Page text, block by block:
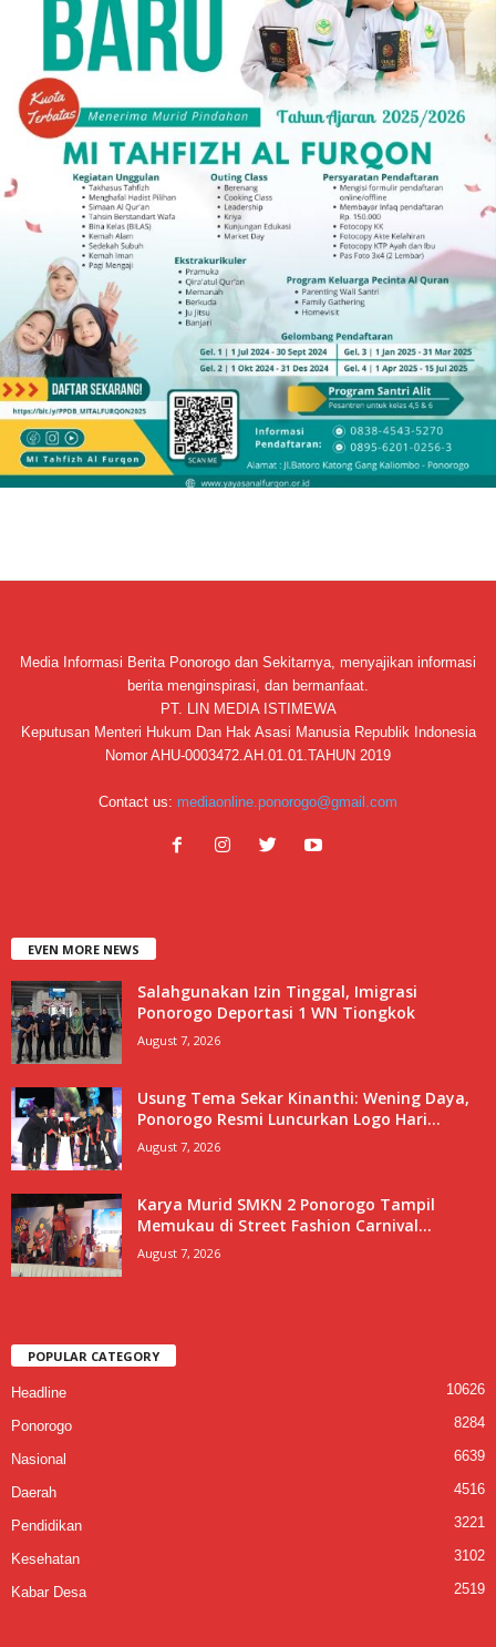
Media Informasi Berita Ponorogo dan Sekitarnya, menyajikan informasi
berita menginspirasi, dan bermanfaat.
PT. LIN MEDIA ISTIMEWA
Keputusan Menteri Hukum Dan Hak Asasi Manusia Republik Indonesia
Nomor AHU-0003472.AH.01.01.TAHUN 2019
Contact us: mediaonline.ponorogo@gmail.com
EVEN MORE NEWS
Salahgunakan Izin Tinggal, Imigrasi
Ponorogo Deportasi 1 WN Tiongkok
August 7, 2026
Usung Tema Sekar Kinanthi: Wening Daya,
Ponorogo Resmi Luncurkan Logo Hari...
August 7, 2026
Karya Murid SMKN 2 Ponorogo Tampil
Memukau di Street Fashion Carnival...
August 7, 2026
POPULAR CATEGORY
Headline 10626
Ponorogo 8284
Nasional 6639
Daerah 4516
Pendidikan 3221
Kesehatan 3102
Kabar Desa 2519